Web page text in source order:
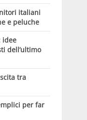
italiani
e peluche
idee
dell’ultimo
tra
per far